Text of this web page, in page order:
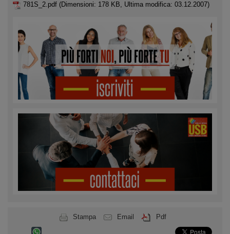
781S_2.pdf (Dimensioni: 178 KB, Ultima modifica: 03.12.2007)
Stampa Email Pdf